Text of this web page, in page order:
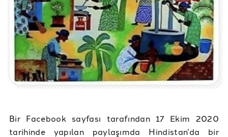
Bir Facebook sayfası tarafından 17 Ekim 2020
tarihinde yapılan paylaşımda Hindistan’da bir